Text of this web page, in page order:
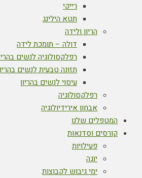
רייקי
תטא הילינג
הריון ולידה
דולה – תומכת לידה
רפלקסולוגיה לנשים בהריון
תזונה טבעית לנשים בהריון
עיסוי לנשים בהריון
רפלקסולוגיה
אבחון אירידיולוגיה
המטפלים שלנו
קורסים וסדנאות
פעילויות
יוגה
ימי גיבוש לקבוצות